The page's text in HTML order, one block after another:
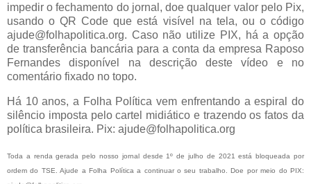
impedir o fechamento do jornal, doe qualquer valor pelo Pix,
usando o QR Code que está visível na tela, ou o código
ajude@folhapolitica.org. Caso não utilize PIX, há a opção
de transferência bancária para a conta da empresa Raposo
Fernandes disponível na descrição deste vídeo e no
comentário fixado no topo.
Há 10 anos, a Folha Política vem enfrentando a espiral do
silêncio imposta pelo cartel midiático e trazendo os fatos da
política brasileira. Pix: ajude@folhapolitica.org
Toda a renda gerada pelo nosso jornal desde 1º de julho de 2021 está bloqueada por
ordem do TSE. Ajude a Folha Política a continuar o seu trabalho. Doe por meio do PIX: